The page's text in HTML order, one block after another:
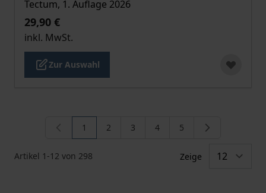
Tectum, 1. Auflage 2026
29,90 €
inkl. MwSt.
Zur Auswahl
Artikel 1 -12 von 298
Sie lesen gerade die Seite
1 Seite
2 Seite
3 Seite
4 Seite
5
Zeige